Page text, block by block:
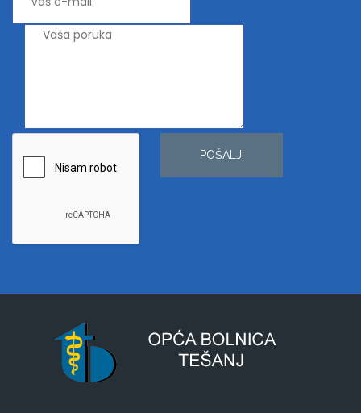
POŠALJI